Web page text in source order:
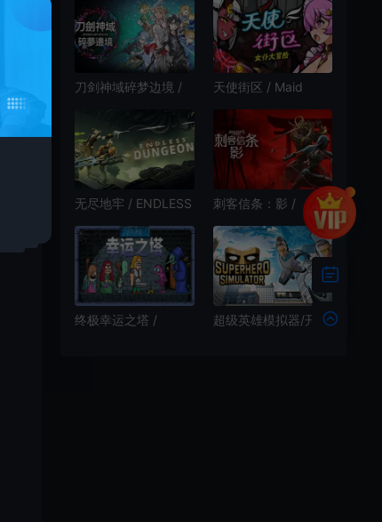
Gladiators)简
中|PC|ACT|幻想风街
机清版游戏
放世界动作游戏|下载
刀剑神域碎梦边境 /
ONLINE Fractured
Daydream 卡通动作
冒险游戏
天使街区 / Maid
Angels 肉鸽竞技场幸
存者游戏
无尽地牢 / ENDLESS
作游戏
刺客信条：影 /
Assassins Creed
Shadows 开放世界潜
行动作游戏
终极幸运之塔 /
超级英雄模拟器/开放